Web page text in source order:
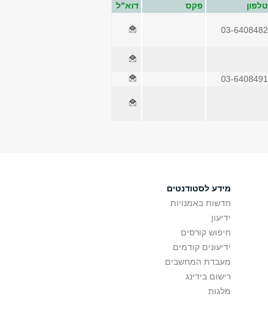
טלפון פקס דוא"ל
03-6408482
03-6408491
מידע לסטודנטים
חדשות באמנויות
ידיעון
חיפוש קורסים
ידיעונים קודמים
מעבדת המחשבים
רישום בידינג
מלגות